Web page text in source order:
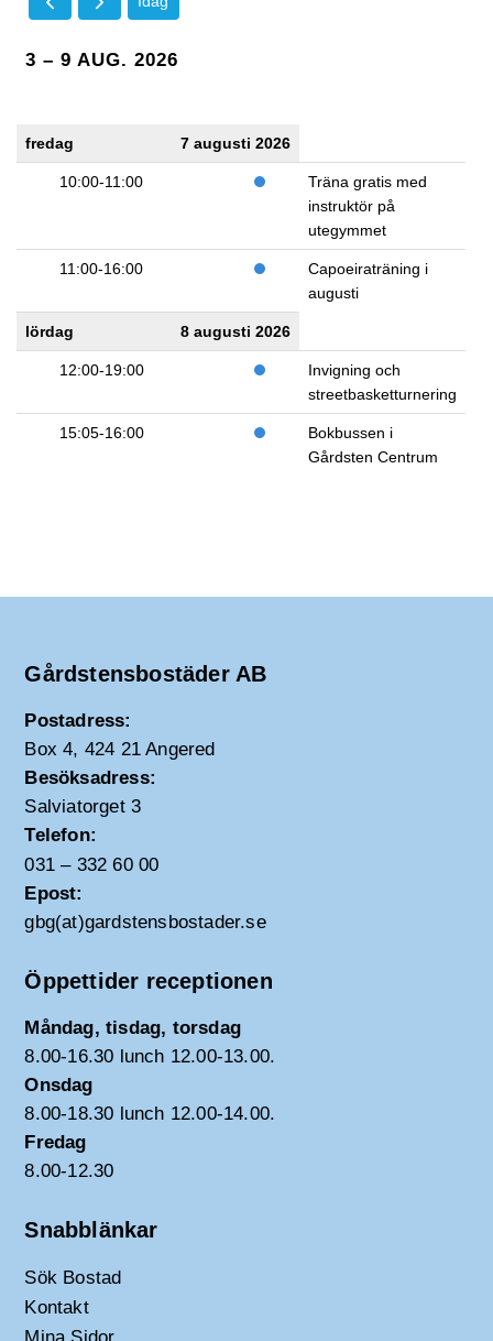
3 – 9 AUG. 2026
fredag 7 augusti 2026
10:00-11:00
Träna gratis med
instruktör på
utegymmet
11:00-16:00
Capoeiraträning i
augusti
lördag 8 augusti 2026
12:00-19:00
Invigning och
streetbasketturnering
15:05-16:00
Bokbussen i
Gårdsten Centrum
Gårdstensbostäder AB
Postadress:
Box 4, 424 21 Angered
Besöksadress:
Salviatorget 3
Telefon:
031 – 332 60 00
Epost:
gbg(at)gardstensbostader.se
Öppettider receptionen
Måndag, tisdag, torsdag
8.00-16.30 lunch 12.00-13.00.
Onsdag
8.00-18.30 lunch 12.00-14.00.
Fredag
8.00-12.30
Snabblänkar
Sök Bostad
Kontakt